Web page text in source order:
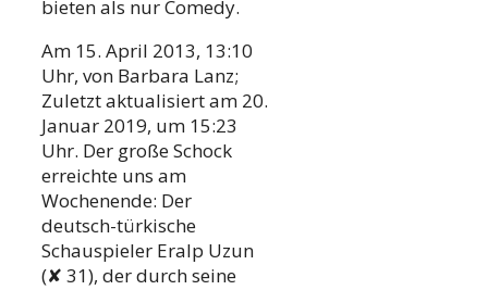
bieten als nur Comedy.
Am 15. April 2013, 13:10
Uhr, von Barbara Lanz;
Zuletzt aktualisiert am 20.
Januar 2019, um 15:23
Uhr. Der große Schock
erreichte uns am
Wochenende: Der
deutsch-türkische
Schauspieler Eralp Uzun
(✘ 31), der durch seine